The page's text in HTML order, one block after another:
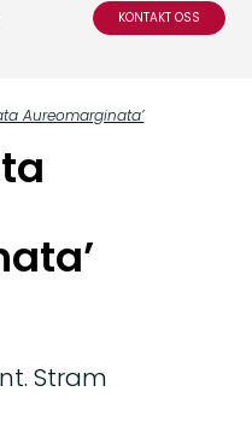
KONTAKT OSS
Aureomarginata’
Stram